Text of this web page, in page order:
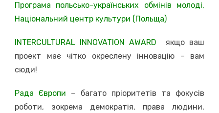
Програма польсько-українських обмінів молоді,
Національний центр культури (Польща)
INTERCULTURAL INNOVATION AWARD якщо ваш
проект має чітко окреслену інновацію – вам
сюди!
Рада Європи – багато пріоритетів та фокусів
роботи, зокрема демократія, права людини,